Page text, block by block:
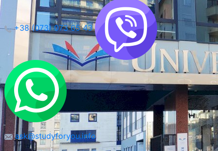
+38 (073) 073 65 43
ask@studyforyou.info